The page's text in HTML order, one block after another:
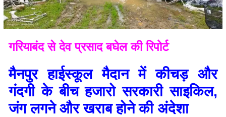
गरियाबंद से देव प्रसाद बघेल की रिपोर्ट
मैनपुर हाईस्कूल मैदान में कीचड़ और
गंदगी के बीच हजारो सरकारी साइकिल,
जंग लगने और खराब होने की अंदेशा